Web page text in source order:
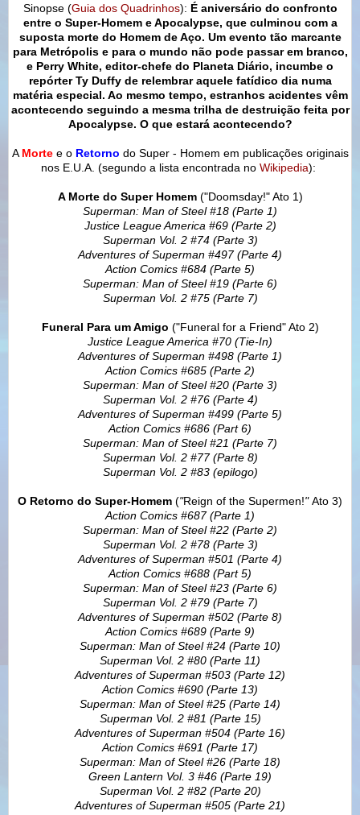
Sinopse (Guia dos Quadrinhos): É aniversário do confronto
entre o Super-Homem e Apocalypse, que culminou com a
suposta morte do Homem de Aço. Um evento tão marcante
para Metrópolis e para o mundo não pode passar em branco,
e Perry White, editor-chefe do Planeta Diário, incumbe o
repórter Ty Duffy de relembrar aquele fatídico dia numa
matéria especial. Ao mesmo tempo, estranhos acidentes vêm
acontecendo seguindo a mesma trilha de destruição feita por
Apocalypse. O que estará acontecendo?
A Mortee o Retorno do Super - Homem em publicações originais
nos E.U.A. (segundo a lista encontrada no Wikipedia):
A Morte do Super Homem("Doomsday!" Ato 1)
Superman: Man of Steel #18 (Parte 1)
Justice League America #69 (Parte 2)
Superman Vol. 2 #74 (Parte 3)
Adventures of Superman #497 (Parte 4)
Action Comics #684 (Parte 5)
Superman: Man of Steel #19 (Parte 6)
Superman Vol. 2 #75 (Parte 7)
Funeral Para um Amigo ("Funeral for a Friend" Ato 2)
Justice League America #70 (Tie-In)
Adventures of Superman #498 (Parte 1)
Action Comics #685 (Parte 2)
Superman: Man of Steel #20 (Parte 3)
Superman Vol. 2 #76 (Parte 4)
Adventures of Superman #499 (Parte 5)
Action Comics #686 (Part 6)
Superman: Man of Steel #21 (Parte 7)
Superman Vol. 2 #77 (Parte 8)
Superman Vol. 2 #83 (epilogo)
O Retorno do Super-Homem ("Reign of the Supermen!"Ato 3)
Action Comics #687 (Parte 1)
Superman: Man of Steel #22 (Parte 2)
Superman Vol. 2 #78 (Parte 3)
Adventures of Superman #501 (Parte 4)
Action Comics #688 (Part 5)
Superman: Man of Steel #23 (Parte 6)
Superman Vol. 2 #79 (Parte 7)
Adventures of Superman #502 (Parte 8)
Action Comics #689 (Parte 9)
Superman: Man of Steel #24 (Parte 10)
Superman Vol. 2 #80 (Parte 11)
Adventures of Superman #503 (Parte 12)
Action Comics #690 (Parte 13)
Superman: Man of Steel #25 (Parte 14)
Superman Vol. 2 #81 (Parte 15)
Adventures of Superman #504 (Parte 16)
Action Comics #691 (Parte 17)
Superman: Man of Steel #26 (Parte 18)
Green Lantern Vol. 3 #46 (Parte 19)
Superman Vol. 2 #82 (Parte 20)
Adventures of Superman #505 (Parte 21)